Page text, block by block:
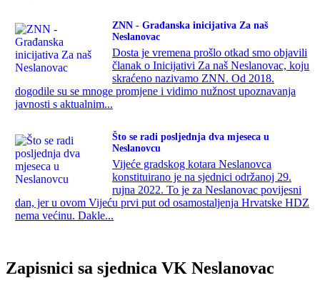
ZNN - Građanska inicijativa Za naš
Neslanovac
Dosta je vremena prošlo otkad smo objavili
članak o Inicijativi Za naš Neslanovac, koju
skraćeno nazivamo ZNN. Od 2018.
dogodile su se mnoge promjene i vidimo nužnost upoznavanja
javnosti s aktualnim...
Što se radi posljednja dva mjeseca u
Neslanovcu
Vijeće gradskog kotara Neslanovca
konstituirano je na sjednici održanoj 29.
rujna 2022. To je za Neslanovac povijesni
dan, jer u ovom Vijeću prvi put od osamostaljenja Hrvatske HDZ
nema većinu. Dakle...
Zapisnici sa sjednica VK Neslanovac